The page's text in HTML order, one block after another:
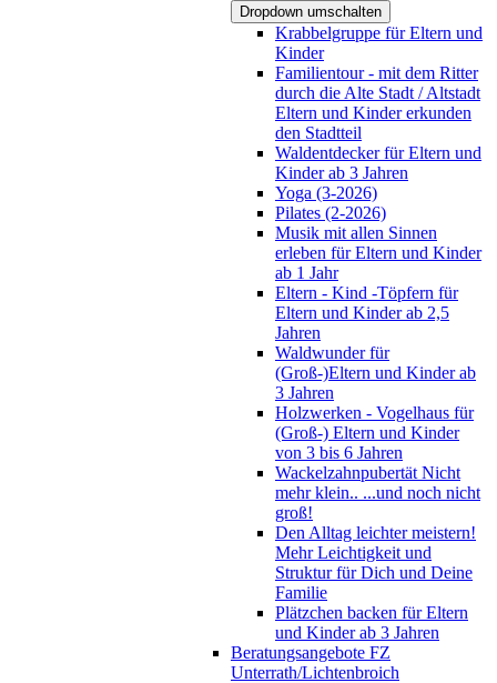
Dropdown umschalten
Krabbelgruppe für Eltern und
Kinder
Familientour - mit dem Ritter
durch die Alte Stadt / Altstadt
Eltern und Kinder erkunden
den Stadtteil
Waldentdecker für Eltern und
Kinder ab 3 Jahren
Yoga (3-2026)
Pilates (2-2026)
Musik mit allen Sinnen
erleben für Eltern und Kinder
ab 1 Jahr
Eltern - Kind -Töpfern für
Eltern und Kinder ab 2,5
Jahren
Waldwunder für
(Groß-)Eltern und Kinder ab
3 Jahren
Holzwerken - Vogelhaus für
(Groß-) Eltern und Kinder
von 3 bis 6 Jahren
Wackelzahnpubertät Nicht
mehr klein.. ...und noch nicht
groß!
Den Alltag leichter meistern!
Mehr Leichtigkeit und
Struktur für Dich und Deine
Familie
Plätzchen backen für Eltern
und Kinder ab 3 Jahren
Beratungsangebote FZ
Unterrath/Lichtenbroich